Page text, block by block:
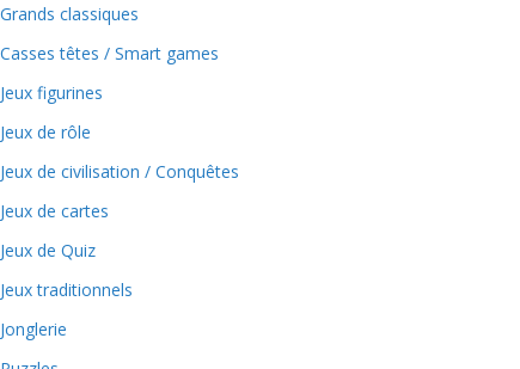
Grands classiques
Casses têtes / Smart games
Jeux figurines
Jeux de rôle
Jeux de civilisation / Conquêtes
Jeux de cartes
Jeux de Quiz
Jeux traditionnels
Jonglerie